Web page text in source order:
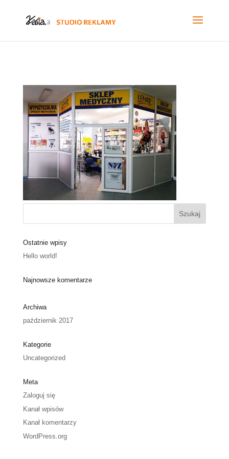
Ostatnie wpisy
Hello world!
Najnowsze komentarze
Archiwa
październik 2017
Kategorie
Uncategorized
Meta
Zaloguj się
Kanał wpisów
Kanał komentarzy
WordPress.org